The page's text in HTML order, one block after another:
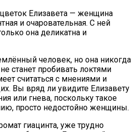
Елизавета — женщина
и очаровательная. С ней
она деликатна и
человек, но она никогда
станет пробивать локтями
считаться с мнениями и
Вы вряд ли увидите Елизавету
или гнева, поскольку такое
просто недостойно женщины.
гиацинта, уже трудно